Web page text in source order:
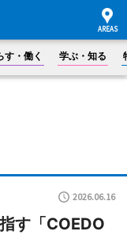
す・働く 学ぶ・知る
2026.06.16
す「COEDO